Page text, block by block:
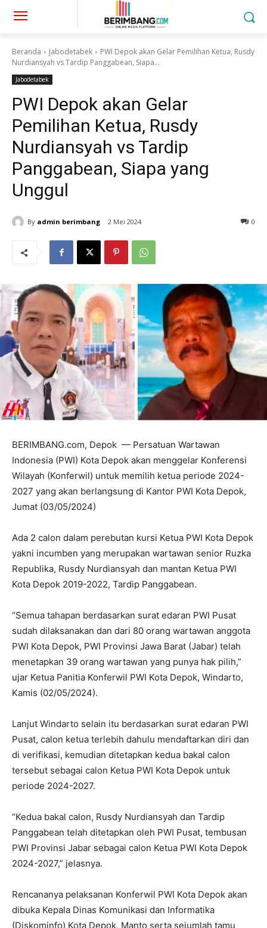
Beranda Jabodetabek
PWI Depok akan Gelar Pemilihan Ketua, Rusdy
Nurdiansyah vs Tardip Panggabean, Siapa...
Jabodetabek
PWI Depok akan Gelar
Pemilihan Ketua, Rusdy
Nurdiansyah vs Tardip
Panggabean, Siapa yang
Unggul
By admin berimbang 2 Mei 2024 0
BERIMBANG.com, Depok — Persatuan Wartawan
Indonesia (PWI) Kota Depok akan menggelar Konferensi
Wilayah (Konferwil) untuk memilih ketua periode 2024-
2027 yang akan berlangsung di Kantor PWI Kota Depok,
Jumat (03/05/2024)
Ada 2 calon dalam perebutan kursi Ketua PWI Kota Depok
yakni incumben yang merupakan wartawan senior Ruzka
Republika, Rusdy Nurdiansyah dan mantan Ketua PWI
Kota Depok 2019-2022, Tardip Panggabean.
“Semua tahapan berdasarkan surat edaran PWI Pusat
sudah dilaksanakan dan dari 80 orang wartawan anggota
PWI Kota Depok, PWI Provinsi Jawa Barat (Jabar) telah
menetapkan 39 orang wartawan yang punya hak pilih,”
ujar Ketua Panitia Konferwil PWI Kota Depok, Windarto,
Kamis (02/05/2024).
Lanjut Windarto selain itu berdasarkan surat edaran PWI
Pusat, calon ketua terlebih dahulu mendaftarkan diri dan
di verifikasi, kemudian ditetapkan kedua bakal calon
tersebut sebagai calon Ketua PWI Kota Depok untuk
periode 2024-2027.
“Kedua bakal calon, Rusdy Nurdiansyah dan Tardip
Panggabean telah ditetapkan oleh PWI Pusat, tembusan
PWI Provinsi Jabar sebagai calon Ketua PWI Kota Depok
2024-2027,” jelasnya.
Rencananya pelaksanan Konferwil PWI Kota Depok akan
dibuka Kepala Dinas Komunikasi dan Informatika
(Diskominfo) Kota Depok, Manto serta sejumlah tamu